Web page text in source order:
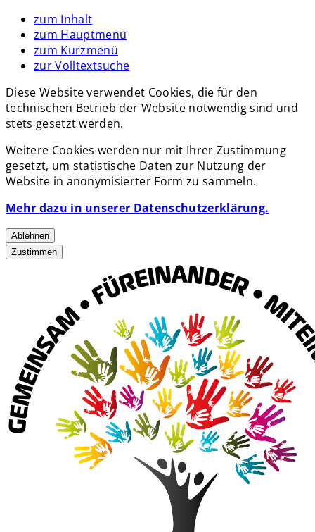
zum Inhalt
zum Hauptmenü
zum Kurzmenü
zur Volltextsuche
Diese Website verwendet Cookies, die für den
technischen Betrieb der Website notwendig sind und
stets gesetzt werden.
Weitere Cookies werden nur mit Ihrer Zustimmung
gesetzt, um statistische Daten zur Nutzung der
Website in anonymisierter Form zu sammeln.
Mehr dazu in unserer Datenschutzerklärung.
Ablehnen
Zustimmen